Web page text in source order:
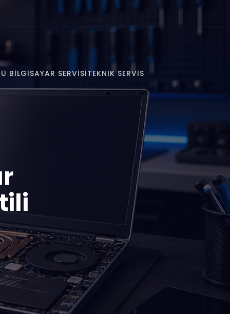
BILGISAYAR SERVISITEKNIK SERVIS